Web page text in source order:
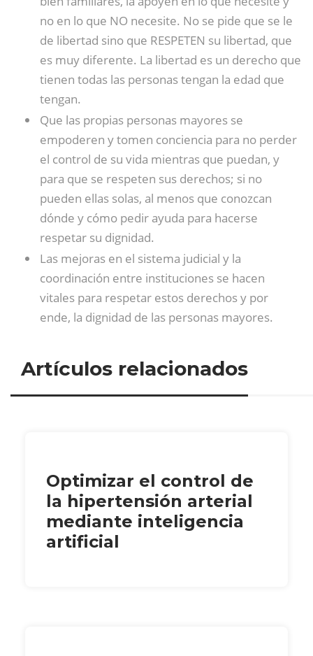
no en lo que NO necesite. No se pide que se le
de libertad sino que RESPETEN su libertad, que
es muy diferente. La libertad es un derecho que
tienen todas las personas tengan la edad que
tengan.
Que las propias personas mayores se
empoderen y tomen conciencia para no perder
el control de su vida mientras que puedan, y
para que se respeten sus derechos; si no
pueden ellas solas, al menos que conozcan
dónde y cómo pedir ayuda para hacerse
respetar su dignidad.
Las mejoras en el sistema judicial y la
coordinación entre instituciones se hacen
vitales para respetar estos derechos y por
ende, la dignidad de las personas mayores.
Artículos relacionados
Optimizar el control de
la hipertensión arterial
mediante inteligencia
artificial